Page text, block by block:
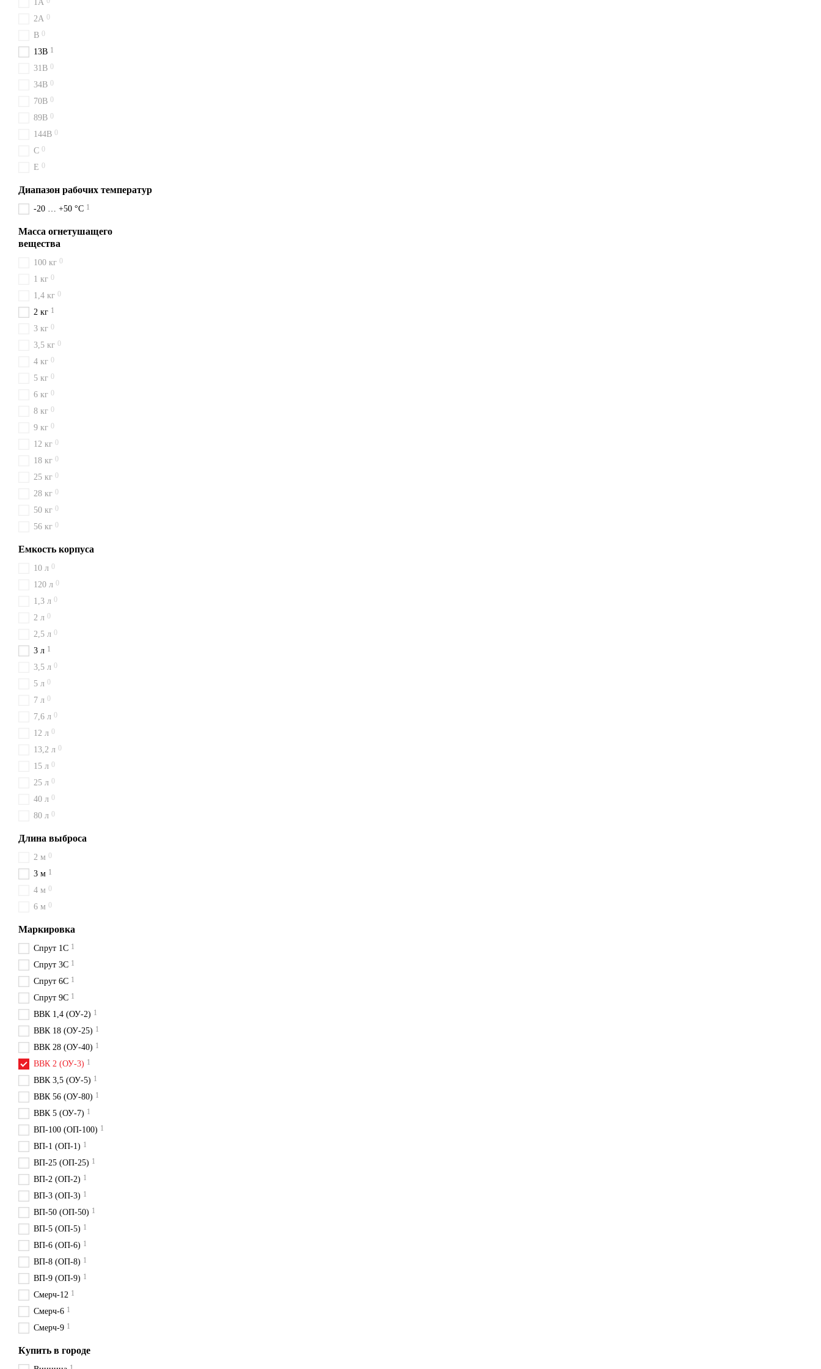
1A
2A 0
B 0
13B 1
31B 0
34B 0
70B 0
89B 0
144B 0
C 0
E 0
Диапазон рабочих температур
-20 … +50 °C 1
Масса огнетушащего
вещества
100 кг 0
1 кг 0
1,4 кг 0
2 кг 1
3 кг 0
3,5 кг 0
4 кг 0
5 кг 0
6 кг 0
8 кг 0
9 кг 0
12 кг 0
18 кг 0
25 кг 0
28 кг 0
50 кг 0
56 кг 0
Емкость корпуса
10 л 0
120 л 0
1,3 л 0
2 л 0
2,5 л 0
3 л 1
3,5 л 0
5 л 0
7 л 0
7,6 л 0
12 л 0
13,2 л 0
15 л 0
25 л 0
40 л 0
80 л 0
Длина выброса
2 м 0
3 м 1
4 м 0
6 м 0
Маркировка
Спрут 1С 1
Спрут 3С 1
Спрут 6С 1
Спрут 9С 1
ВВК 1,4 (ОУ-2) 1
ВВК 18 (ОУ-25) 1
ВВК 28 (ОУ-40) 1
ВВК 2 (ОУ-3) 1
ВВК 3,5 (ОУ-5) 1
ВВК 56 (ОУ-80) 1
ВВК 5 (ОУ-7) 1
ВП-100 (ОП-100) 1
ВП-1 (ОП-1) 1
ВП-25 (ОП-25) 1
ВП-2 (ОП-2) 1
ВП-3 (ОП-3) 1
ВП-50 (ОП-50) 1
ВП-5 (ОП-5) 1
ВП-6 (ОП-6) 1
ВП-8 (ОП-8) 1
ВП-9 (ОП-9) 1
Смерч-12 1
Смерч-6 1
Смерч-9 1
Купить в городе